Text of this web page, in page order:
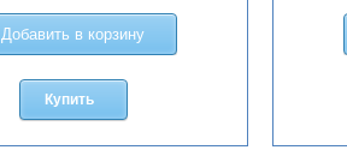
Добавить в корзину
Купить